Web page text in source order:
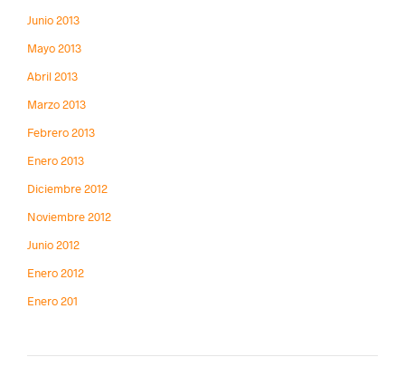
Junio 2013
Mayo 2013
Abril 2013
Marzo 2013
Febrero 2013
Enero 2013
Diciembre 2012
Noviembre 2012
Junio 2012
Enero 2012
Enero 201